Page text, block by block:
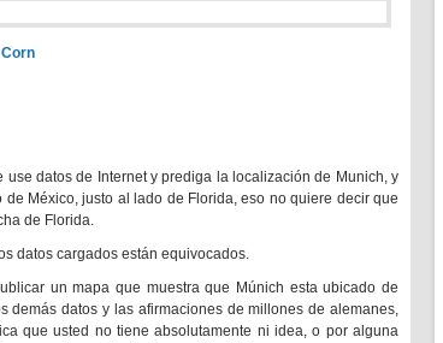
datos de Internet y prediga la localización de Munich, y
México, justo al lado de Florida, eso no quiere decir que
de Florida.
datos cargados están equivocados.
un mapa que muestra que Múnich esta ubicado de
demás datos y las afirmaciones de millones de alemanes,
que usted no tiene absolutamente ni idea, o por alguna